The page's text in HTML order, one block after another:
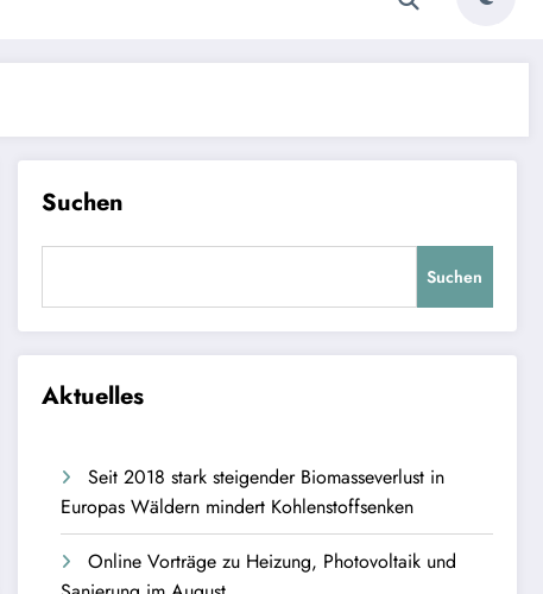
Suchen
Suchen
Aktuelles
Seit 2018 stark steigender Biomasseverlust in
Europas Wäldern mindert Kohlenstoffsenken
Online Vorträge zu Heizung, Photovoltaik und